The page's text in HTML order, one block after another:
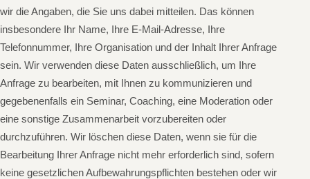
wir die Angaben, die Sie uns dabei mitteilen. Das können
insbesondere Ihr Name, Ihre E-Mail-Adresse, Ihre
Telefonnummer, Ihre Organisation und der Inhalt Ihrer Anfrage
sein. Wir verwenden diese Daten ausschließlich, um Ihre
Anfrage zu bearbeiten, mit Ihnen zu kommunizieren und
gegebenenfalls ein Seminar, Coaching, eine Moderation oder
eine sonstige Zusammenarbeit vorzubereiten oder
durchzuführen. Wir löschen diese Daten, wenn sie für die
Bearbeitung Ihrer Anfrage nicht mehr erforderlich sind, sofern
keine gesetzlichen Aufbewahrungspflichten bestehen oder wir